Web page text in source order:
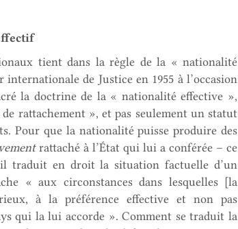
tient dans la règle de la « nationalité
de Justice en 1955 à l’occasion
la doctrine de la « nationalité effective »,
rattachement », et pas seulement un statut
Pour que la nationalité puisse produire des
rattaché à l’État qui lui a conférée – ce
traduit en droit la situation factuelle d’un
« aux circonstances dans lesquelles [la
à la préférence effective et non pas
qui la lui accorde ». Comment se traduit la